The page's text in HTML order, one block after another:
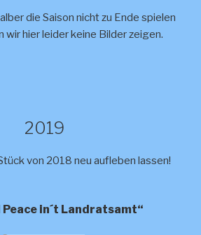
die Saison nicht zu Ende spielen
wir hier leider keine Bilder zeigen.
2019
von 2018 neu aufleben lassen!
Peace in´t Landratsamt“